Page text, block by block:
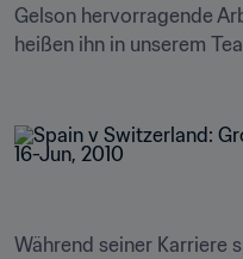
Gelson hervorragende
heißen ihn in unserem
Während seiner Karriere